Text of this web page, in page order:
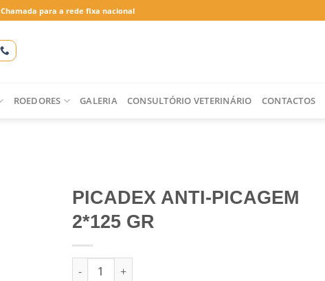
Chamada para a rede fixa nacional
ROEDORES GALERIA CONSULTÓRIO VETERINÁRIO CONTACTOS
PICADEX ANTI-PICAGEM
2*125 GR
Quantidade de PICADEX ANTI-PICAGEM 2*125 GR